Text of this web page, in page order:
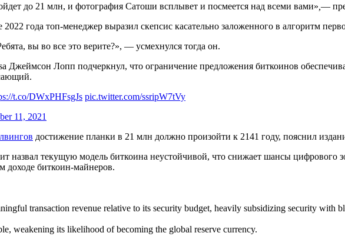
до 21 млн, и фотография Сатоши всплывет и посмеется над всеми вами» —
года топ-менеджер выразил скепсис касательно заложенного в алгоритм
вы во все это верите?», — усмехнулся тогда он.
Джеймсон Лопп подчеркнул, что ограничение предложения биткоинов
t.co/DWxPHFsgJs pic.twitter.com/ssripW7tVy
11, 2021
достижение планки в 21 млн должно произойти к 2141 году, пояснил
назвал текущую модель биткоина неустойчивой, что снижает шансы цифрового
доходе биткоин-майнеров.
transaction revenue relative to its security budget, heavily subsidizing security with
weakening its likelihood of becoming the global reserve currency.